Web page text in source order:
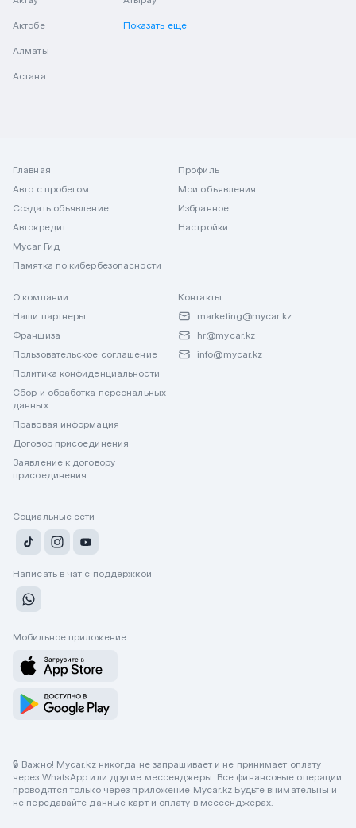
Актобе
Алматы
Астана
Показать еще
Главная
Авто с пробегом
Создать объявление
Автокредит
Mycar Гид
Памятка по кибербезопасности
Профиль
Мои объявления
Избранное
Настройки
О компании
Наши партнеры
Франшиза
Пользовательское соглашение
Политика конфиденциальности
Сбор и обработка персональных
данных
Правовая информация
Договор присоединения
Заявление к договору
присоединения
Контакты
marketing@mycar.kz
hr@mycar.kz
info@mycar.kz
Социальные сети
Написать в чат с поддержкой
Мобильное приложение
🔒 Важно! Mycar.kz никогда не запрашивает и не принимает оплату
через WhatsApp или другие мессенджеры. Все финансовые операции
проводятся только через приложение Mycar.kz Будьте внимательны и
не передавайте данные карт и оплату в мессенджерах.